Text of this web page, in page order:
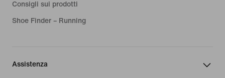
Consigli sui prodotti
Shoe Finder – Running
Assistenza